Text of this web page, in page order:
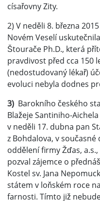
císařovny Zity.
2) V neděli 8. března
Novém Veselí
Štourače Ph.D., která
pravdivost před cca 150
(nedostudovaný lékař)
evoluci nebyla dodnes
3) Barokního českého
Blažeje Santiniho-
v neděli 17. dubna pan
z Bohdalova, v
oddělení firmy Žďas,
pozval zájemce o
Kostel sv. Jana
státem v loňském roce
farnosti. Tímto již